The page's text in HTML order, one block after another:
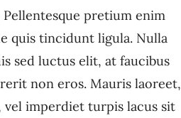
pretium enim
quis tincidunt ligula. Nulla
sed luctus elit, at faucibus
non eros. Mauris laoreet,
imperdiet turpis lacus sit